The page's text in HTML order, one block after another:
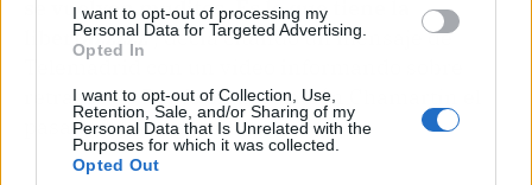
I want to opt-out of processing my
Personal Data for Targeted Advertising.
Opted In
I want to opt-out of Collection, Use,
Retention, Sale, and/or Sharing of my
Personal Data that Is Unrelated with the
Purposes for which it was collected.
Opted Out
se vuelven muditos. Es lo que tiene la
libertazzzzz", decía citando un mensaje de
Telemadrid con un vídeo informando sobre
retrasos de Renfe en la estación Chamartín el
pasado 14 de agosto.